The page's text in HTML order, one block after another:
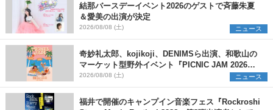
結那バースデーイベント2026のゲストで斉藤朱夏
＆愛美の出演が決定
2026/08/08 (土) ニュース
奇妙礼太郎、kojikoji、DENIMSら出演、和歌山の
マーケット型野外イベント『PICNIC JAM 2026』
早割チケット発売開始
2026/08/08 (土) ニュース
福井で開催のキャンプイン音楽フェス『Rockroshi